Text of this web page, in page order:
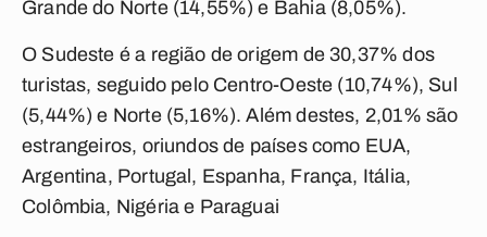
Grande do Norte (14,55%) e Bahia (8,05%).
O Sudeste é a região de origem de 30,37% dos
turistas, seguido pelo Centro-Oeste (10,74%), Sul
(5,44%) e Norte (5,16%). Além destes, 2,01% são
estrangeiros, oriundos de países como EUA,
Argentina, Portugal, Espanha, França, Itália,
Colômbia, Nigéria e Paraguai